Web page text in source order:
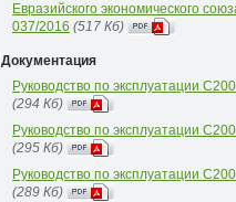
Евразийского экономического
037/2016 (517 Кб)
Документация
Руководство по эксплуатации
(294 Кб)
Руководство по эксплуатации
(295 Кб)
Руководство по эксплуатации
(289 Кб)